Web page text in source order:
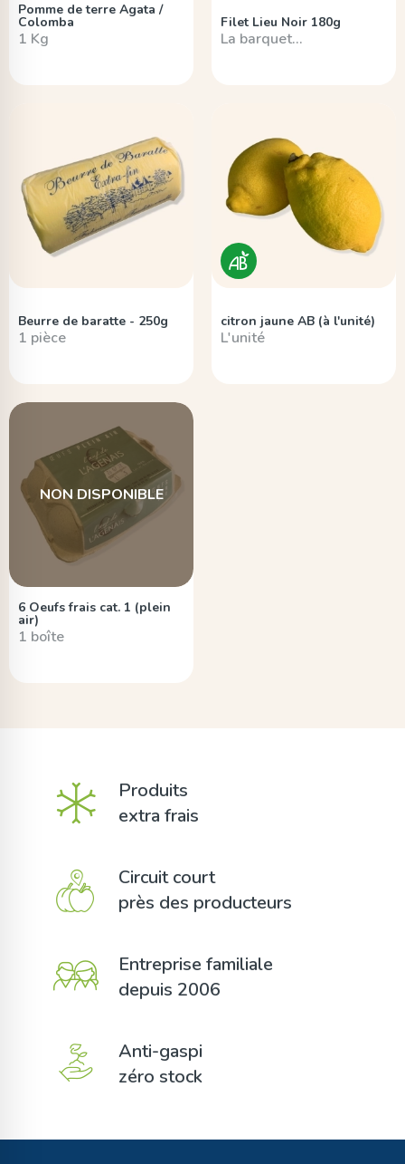
Pomme de terre Agata /
Colomba
1 Kg
Filet Lieu Noir 180g
La barquet…
Beurre de baratte - 250g
1 pièce
citron jaune AB (à l'unité)
L'unité
NON DISPONIBLE
6 Oeufs frais cat. 1 (plein
air)
1 boîte
Produits
extra frais
Circuit court
près des producteurs
Entreprise familiale
depuis 2006
Anti-gaspi
zéro stock